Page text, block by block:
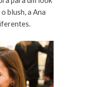
blush, a Ana